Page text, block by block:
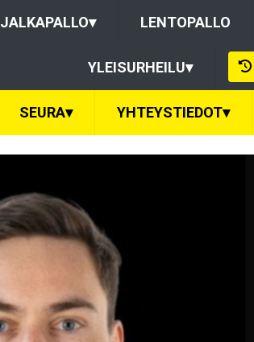
JALKAPALLO▾ LENTOPALLO
YLEISURHEILU▾
SEURA▾ YHTEYSTIEDOT▾